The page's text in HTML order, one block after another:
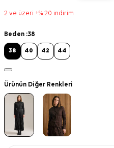
2 ve üzeri +% 20 indirim
Beden :38
38 40 42 44
Ürünün Diğer Renkleri